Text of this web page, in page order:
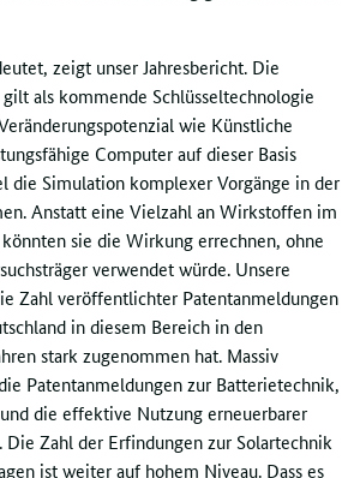
zeigt unser Jahresbericht. Die
als kommende Schlüsseltechnologie
wie Künstliche
Computer auf dieser Basis
die Simulation komplexer Vorgänge in der
Anstatt eine Vielzahl an Wirkstoffen im
sie die Wirkung errechnen, ohne
verwendet würde. Unsere
Zahl veröffentlichter Patentanmeldungen
in diesem Bereich in den
stark zugenommen hat. Massiv
Patentanmeldungen zur Batterietechnik,
die effektive Nutzung erneuerbarer
Zahl der Erfindungen zur Solartechnik
ist weiter auf hohem Niveau. Dass es